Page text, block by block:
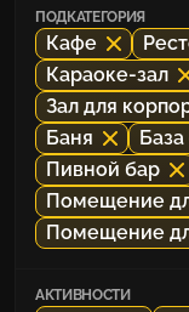
ПОДКАТЕГОРИЯ
Кафе
Караоке-зал
Зал для
Баня
Пивной бар
Помещение
Помещение
АКТИВНОСТИ